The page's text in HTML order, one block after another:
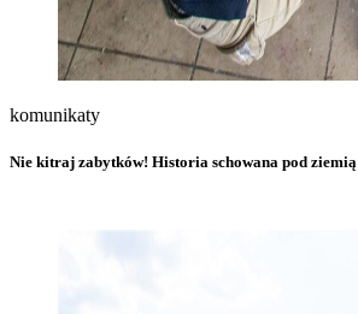
komunikaty
Nie kitraj zabytków! Historia schowana pod ziemią